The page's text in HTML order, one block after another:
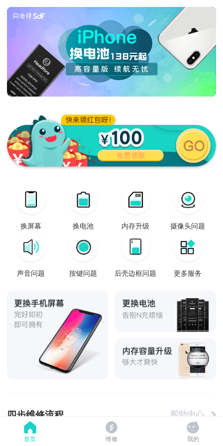
换屏幕 换电池 内存升级 摄像头问题
声音问题 按键问题 后壳边框问题 更多服务
四步维修流程 帮助中心
首页 维修 我的